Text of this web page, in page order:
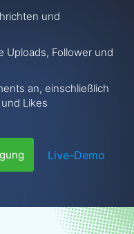
und
Uploads, Follower und
an, einschließlich
Likes
Live-Demo